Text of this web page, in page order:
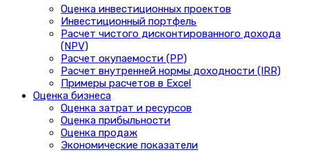
Оценка инвестиционных проектов
Инвестиционный портфель
Расчет чистого дисконтированного дохода
(NPV)
Расчет окупаемости (PP)
Расчет внутренней нормы доходности (IRR)
Примеры расчетов в Excel
Оценка бизнеса
Оценка затрат и ресурсов
Оценка прибыльности
Оценка продаж
Экономические показатели